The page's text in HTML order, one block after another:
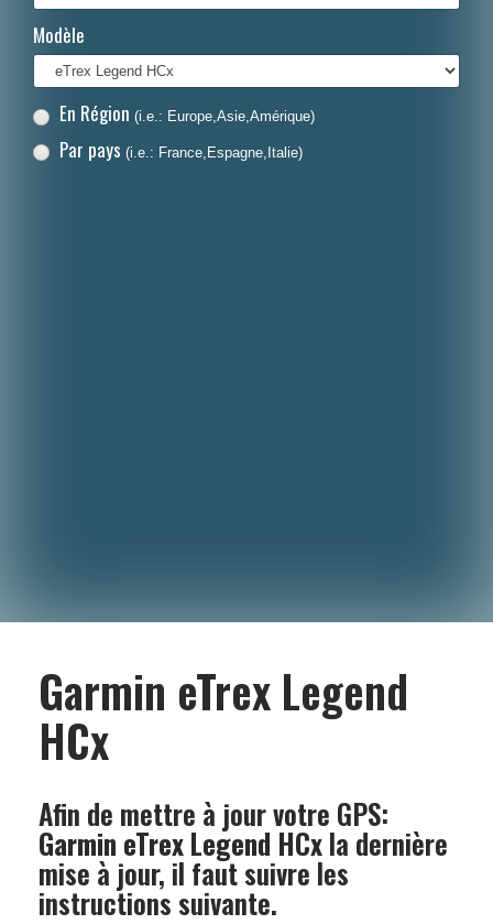
Nederlands
Dansk
Modèle
En Région (i.e.: Europe,Asie,Amérique)
Par pays (i.e.: France,Espagne,Italie)
Garmin eTrex Legend
HCx
Afin de mettre à jour votre GPS:
Garmin eTrex Legend HCxla dernière
mise à jour, il faut suivre les
instructions suivante.